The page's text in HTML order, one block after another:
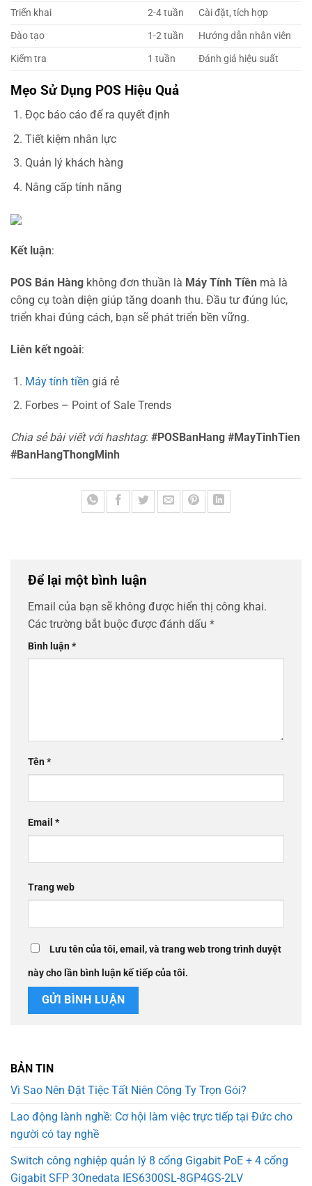
Triển khai 2-4 tuần
Cài đặt, tích hợp
Đào tạo
1-2 tuần
Hướng dẫn nhân viên
Kiểm tra
1 tuần Đánh giá hiệu suất
Mẹo Sử Dụng POS Hiệu Quả
Đọc báo cáo để ra quyết định
Tiết kiệm nhân lực
Quản lý khách hàng
Nâng cấp tính năng
Kết luận:
POS Bán Hàng không đơn thuần là Máy Tính Tiền mà là
công cụ toàn diện giúp tăng doanh thu. Đầu tư đúng lúc,
triển khai đúng cách, bạn sẽ phát triển bền vững.
Liên kết ngoài:
Máy tính tiền giá rẻ
Forbes – Point of Sale Trends
Chia sẻ bài viết với hashtag: #POSBanHang #MayTinhTien
#BanHangThongMinh
Để lại một bình luận
Email của bạn sẽ không được hiển thị công khai.
Các trường bắt buộc được đánh dấu *
Bình luận*
Tên*
Email *
Trang web
Lưu tên của tôi, email, và trang web trong trình duyệt
này cho lần bình luận kế tiếp của tôi.
BẢN TIN
Vì Sao Nên Đặt Tiệc Tất Niên Công Ty Trọn Gói?
Lao động lành nghề: Cơ hội làm việc trực tiếp tại Đức cho
người có tay nghề
Switch công nghiệp quản lý 8 cổng Gigabit PoE + 4 cổng
Gigabit SFP 3Onedata IES6300SL-8GP4GS-2LV